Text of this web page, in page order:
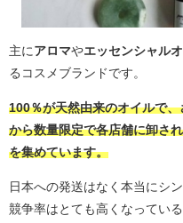
主に アロマやエッセンシャル
るコスメブランドです。
100％が天然由来のオイルで
から数量限定で各店舗に卸さ
を集めています。
日本への発送はなく本当にシ
競争率はとても高くなってい